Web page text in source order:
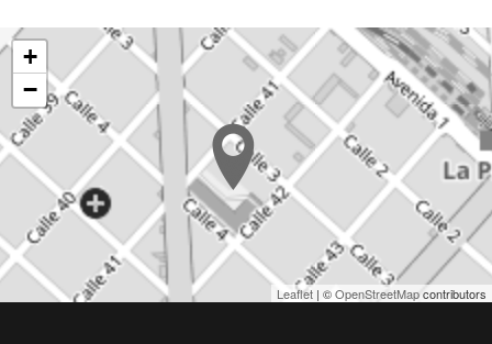
+
−
Leaflet | ©OpenStreetMapcontributors